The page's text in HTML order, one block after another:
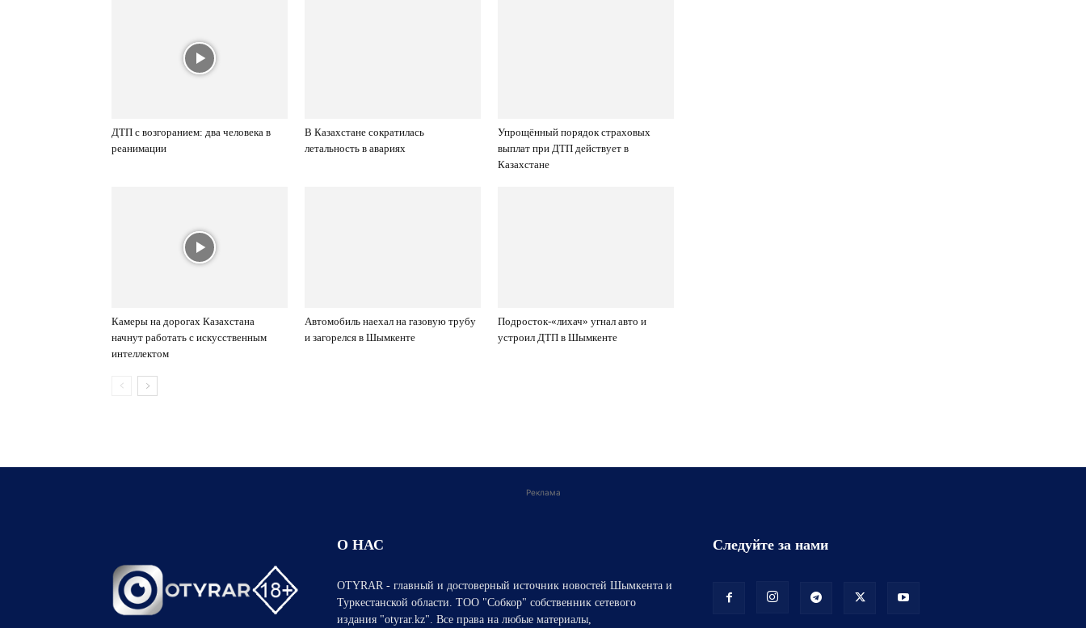
ДТП с возгоранием: два человека в
реанимации
В Казахстане сократилась
летальность в авариях
Упрощённый порядок страховых
выплат при ДТП действует в
Казахстане
Камеры на дорогах Казахстана
начнут работать с искусственным
интеллектом
Автомобиль наехал на газовую трубу
и загорелся в Шымкенте
Подросток-«лихач» угнал авто и
устроил ДТП в Шымкенте
Реклама
О НАС
OTYRAR - главный и достоверный источник новостей Шымкента и
Туркестанской области. ТОО "Собкор" собственник сетевого
издания "otyrar.kz". Все права на любые материалы,
Следуйте за нами